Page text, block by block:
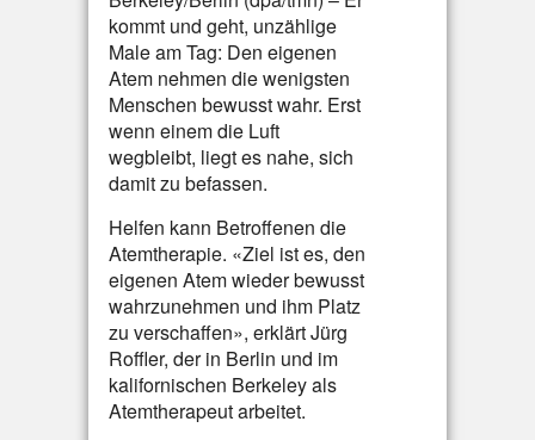
kommt und geht, unzählige
Male am Tag: Den eigenen
Atem nehmen die wenigsten
Menschen bewusst wahr. Erst
wenn einem die Luft
wegbleibt, liegt es nahe, sich
damit zu befassen.
Helfen kann Betroffenen die
Atemtherapie. «Ziel ist es, den
eigenen Atem wieder bewusst
wahrzunehmen und ihm Platz
zu verschaffen», erklärt Jürg
Roffler, der in Berlin und im
kalifornischen Berkeley als
Atemtherapeut arbeitet.